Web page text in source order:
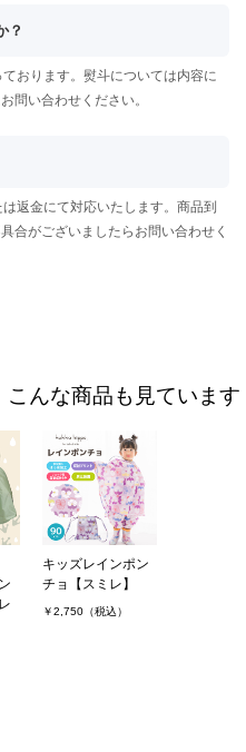
？
おります。熨斗については内容に
問い合わせください。
返金にて対応いたします。商品到
合がございましたらお問い合わせく
んな商品も見ています
キッズレインポン
チョ【スミレ】
￥2,750（税込）